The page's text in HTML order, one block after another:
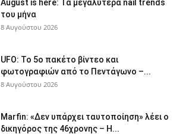
August is here: Τα μεγαλύτερα nail trends
του μήνα
8 Αυγούστου 2026
UFO: Το 5ο πακέτο βίντεο και
φωτογραφιών από το Πεντάγωνο –...
8 Αυγούστου 2026
Marfin: «Δεν υπάρχει ταυτοποίηση» λέει ο
δικηγόρος της 46χρονης – Η...